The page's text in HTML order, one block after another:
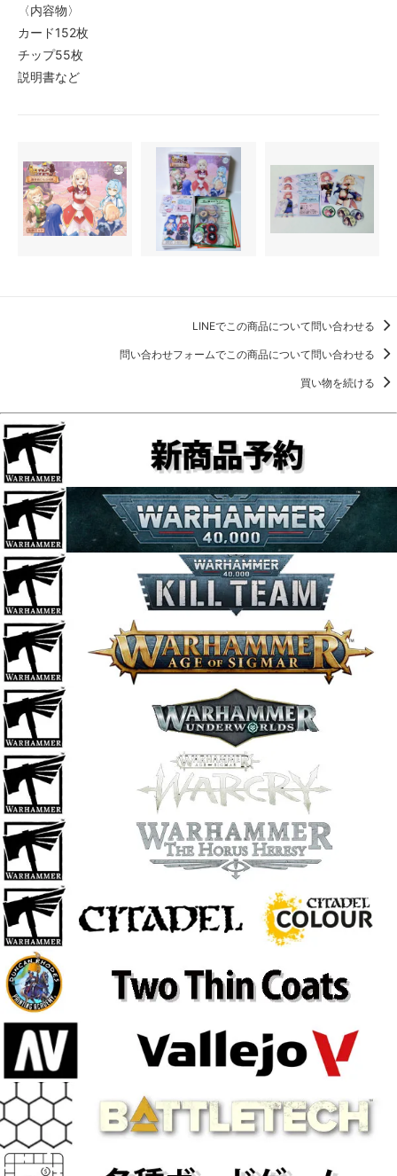
〈内容物〉
カード152枚
チップ55枚
説明書など
LINEでこの商品について問い合わせる
問い合わせフォームでこの商品について問い合わせる
買い物を続ける